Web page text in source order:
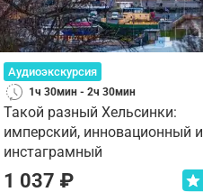
Аудиоэкскурсия
1ч 30мин - 2ч 30мин
Такой разный Хельсинки:
имперский, инновационный и
инстаграмный
1 037 ₽